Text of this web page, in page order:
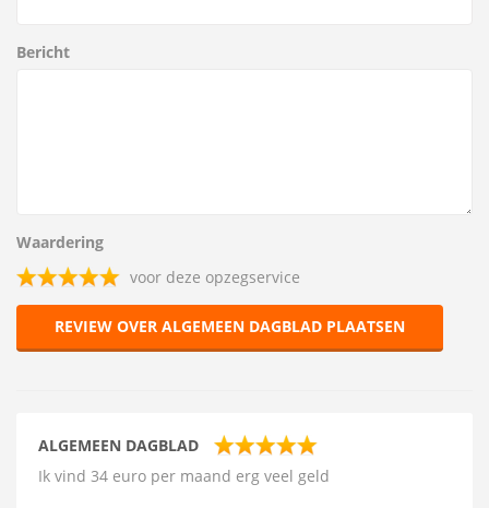
Bericht
Waardering
voor deze opzegservice
REVIEW OVER ALGEMEEN DAGBLAD PLAATSEN
ALGEMEEN DAGBLAD
Ik vind 34 euro per maand erg veel geld